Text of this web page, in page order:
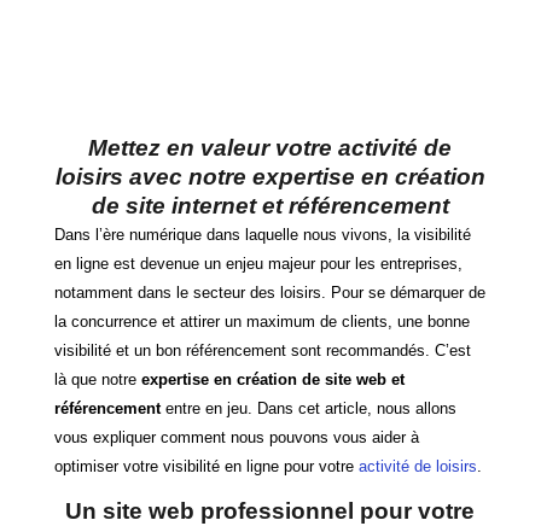
Mettez en valeur votre activité de
loisirs avec notre expertise en création
de site internet et référencement
Dans l’ère numérique dans laquelle nous vivons, la visibilité
en ligne est devenue un enjeu majeur pour les entreprises,
notamment dans le secteur des loisirs. Pour se démarquer de
la concurrence et attirer un maximum de clients, une bonne
visibilité et un bon référencement sont recommandés. C’est
là que notre expertise en création de site web et
référencemententre en jeu. Dans cet article, nous allons
vous expliquer comment nous pouvons vous aider à
optimiser votre visibilité en ligne pour votre activité de loisirs.
Un site web professionnel pour votre